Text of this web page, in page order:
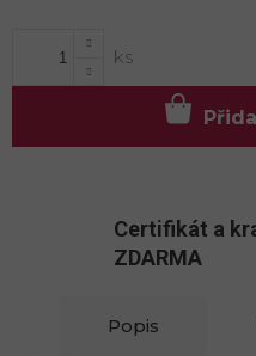
Certifikát a
ZDARMA
Popis